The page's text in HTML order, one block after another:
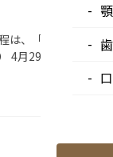
は、「9:00〜15:00
4月29日（水・祝）